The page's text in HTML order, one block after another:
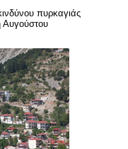
πυρκαγιάς
Αυγούστου